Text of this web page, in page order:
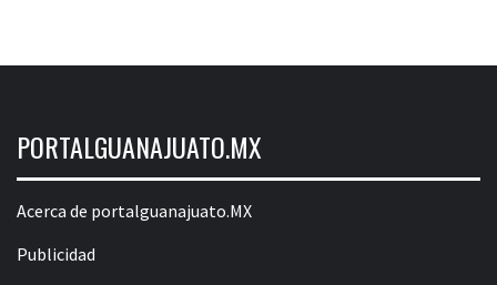
PORTALGUANAJUATO.MX
Acerca de portalguanajuato.MX
Publicidad